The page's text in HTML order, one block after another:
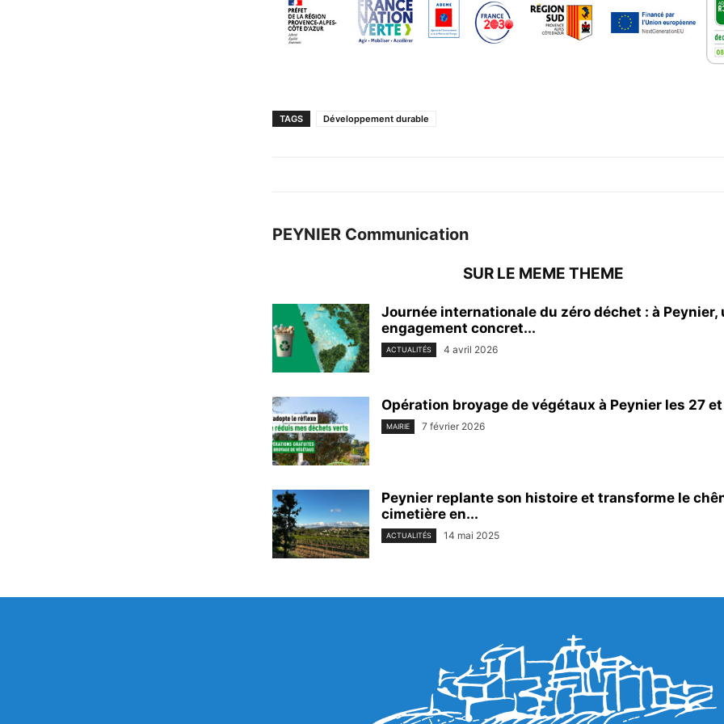
TAGS Développement durable
PEYNIER Communication
SUR LE MEME THEME
Journée internationale du zéro déchet : à Peynier,
engagement concret...
ACTUALITÉS 4 avril 2026
Opération broyage de végétaux à Peynier les 27
MAIRIE 7 février 2026
Peynier replante son histoire et transforme le
cimetière en...
ACTUALITÉS 14 mai 2025